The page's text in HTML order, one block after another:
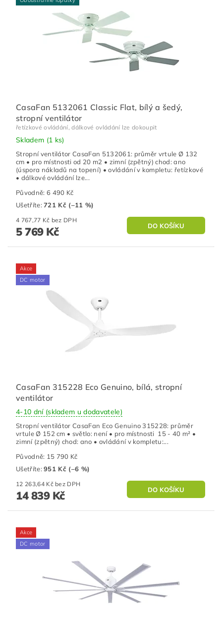
CasaFan 5132061 Classic Flat, bílý a šedý,
stropní ventilátor
řetízkové ovládání, dálkové ovládání lze dokoupit
Skladem (1 ks)
Stropní ventilátor CasaFan 5132061: průměr vrtule Ø 132
cm • pro místnosti od 20 m2 • zimní (zpětný) chod: ano
(úspora nákladů na topení) • ovládání v kompletu: řetízkové
• dálkové ovládání lze...
Původně: 6 490 Kč
Ušetříte:721 Kč (–11 %)
4 767,77 Kč bez DPH
5 769 Kč
Akce
DC motor
CasaFan 315228 Eco Genuino, bílá, stropní
ventilátor
4-10 dní (skladem u dodavatele)
Stropní ventilátor CasaFan Eco Genuino 315228: průměr
vrtule Ø 152 cm • světlo: není • pro místnosti 15 - 40 m² •
zimní (zpětný) chod: ano • ovládání v kompletu:...
Původně: 15 790 Kč
Ušetříte:951 Kč (–6 %)
12 263,64 Kč bez DPH
14 839 Kč
Akce
DC motor